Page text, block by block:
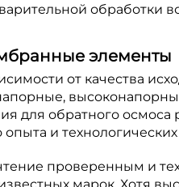
обработки
элементы
от качества
для обратного осмоса
и
проверенным и